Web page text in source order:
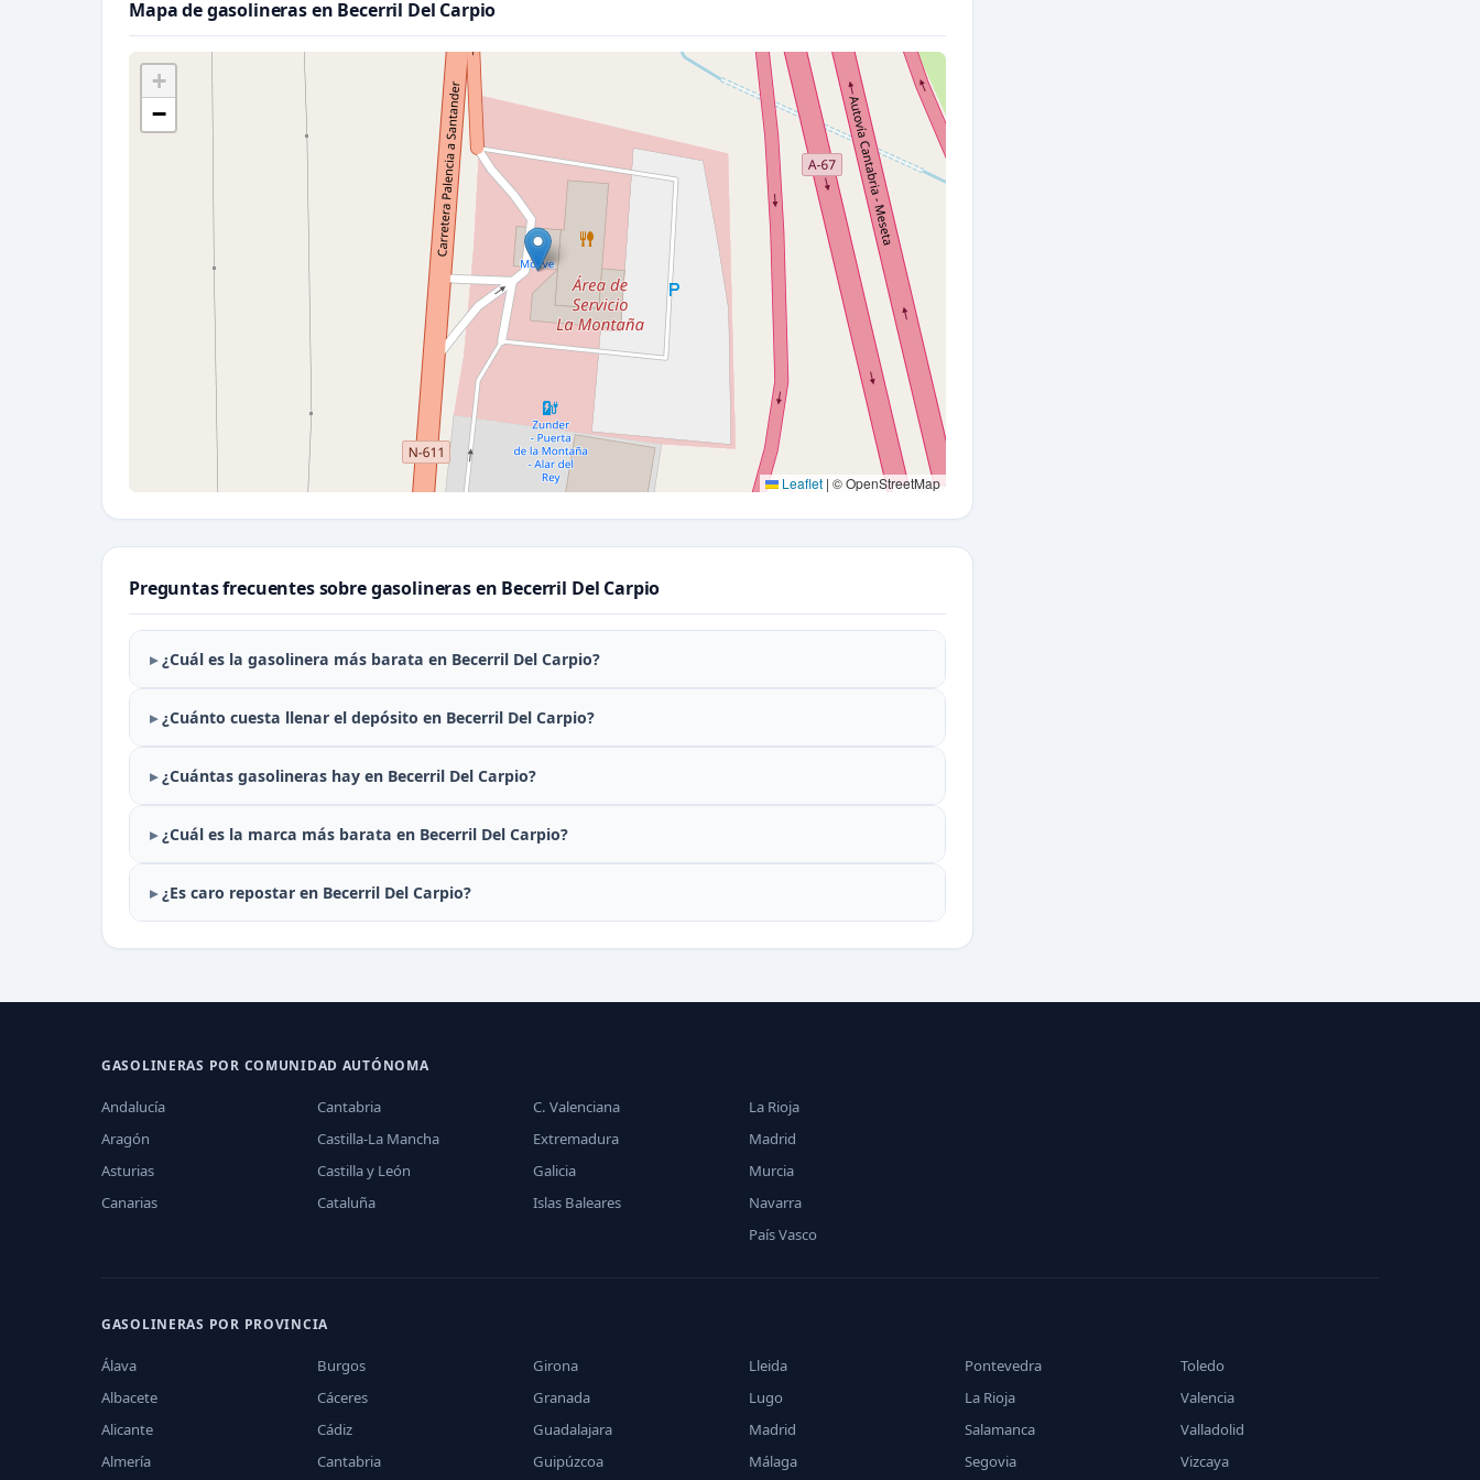
Mapa de gasolineras en Becerril Del Carpio
+
−
Leaflet | © OpenStreetMap
Preguntas frecuentes sobre gasolineras en Becerril Del Carpio
¿Cuál es la gasolinera más barata en Becerril Del Carpio?
¿Cuánto cuesta llenar el depósito en Becerril Del Carpio?
¿Cuántas gasolineras hay en Becerril Del Carpio?
¿Cuál es la marca más barata en Becerril Del Carpio?
¿Es caro repostar en Becerril Del Carpio?
GASOLINERAS POR COMUNIDAD AUTÓNOMA
Andalucía
Aragón
Asturias
Canarias
Cantabria
Castilla-La Mancha
Castilla y León
Cataluña
C. Valenciana
Extremadura
Galicia
Islas Baleares
La Rioja
Madrid
Murcia
Navarra
País Vasco
GASOLINERAS POR PROVINCIA
Álava
Albacete
Alicante
Almería
Burgos
Cáceres
Cádiz
Cantabria
Girona
Granada
Guadalajara
Guipúzcoa
Lleida
Lugo
Madrid
Málaga
Pontevedra
La Rioja
Salamanca
Segovia
Toledo
Valencia
Valladolid
Vizcaya